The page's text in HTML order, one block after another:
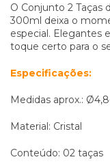
O Conjunto 2 Taças
300ml deixa o
especial. Elegantes
toque certo para o
Especificações:
Medidas aprox.:
Material: Cristal
Conteúdo: 02 taças